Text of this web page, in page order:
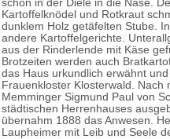
schon in der Diele in die Nase.
Kartoffelknödel und Rotkraut
dunklem Holz getäfelten Stube.
andere Kartoffelgerichte.
aus der Rinderlende mit Käse
Brotzeiten werden auch
das Haus urkundlich erwähnt
Frauenkloster Klosterwald.
Memminger Sigmund Paul von
städtischen Herrenhauses
übernahm 1888 das Anwesen.
Laupheimer mit Leib und Seele